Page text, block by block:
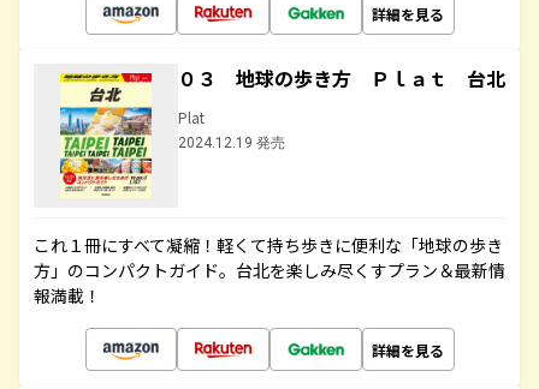
詳細を見る
０３ 地球の歩き方 Ｐｌａｔ 台北
Plat
2024.12.19 発売
これ１冊にすべて凝縮！軽くて持ち歩きに便利な「地球の歩き
方」のコンパクトガイド。台北を楽しみ尽くすプラン＆最新情
報満載！
詳細を見る